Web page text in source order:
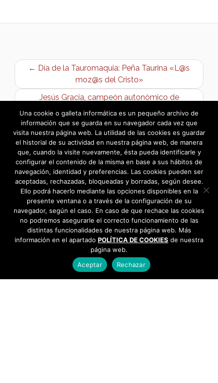
← Día de la Tauromaquia: Peña Taurina «L@s
moz@s del Cristo»
Jesús Gracia, campeón autonómico de
recorridos de caza →
Una cookie o galleta informática es un pequeño archivo de
información que se guarda en su navegador cada vez que
visita nuestra página web. La utilidad de las cookies es guardar
el historial de su actividad en nuestra página web, de manera
que, cuando la visite nuevamente, ésta pueda identificarle y
configurar el contenido de la misma en base a sus hábitos de
navegación, identidad y preferencias. Las cookies pueden ser
aceptadas, rechazadas, bloqueadas y borradas, según desee.
Ello podrá hacerlo mediante las opciones disponibles en la
presente ventana o a través de la configuración de su
navegador, según el caso. En caso de que rechace las cookies
no podremos asegurarle el correcto funcionamiento de las
distintas funcionalidades de nuestra página web. Más
información en el apartado POLÍTICA DE COOKIES de nuestra
página web.
Aceptar
Rechazar